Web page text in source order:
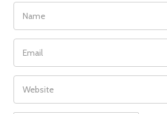
NAME
EMAIL
WEBSITE